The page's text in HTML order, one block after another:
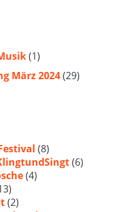
(1)
März 2024(29)
(8)
(6)
(4)
(2)